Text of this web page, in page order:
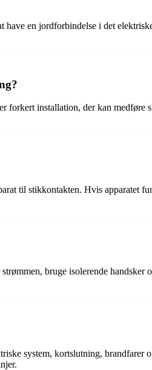
en jordforbindelse i det
installation, der kan medføre
til stikkontakten. Hvis apparatet
bruge isolerende handsker
system, kortslutning, brandfarer